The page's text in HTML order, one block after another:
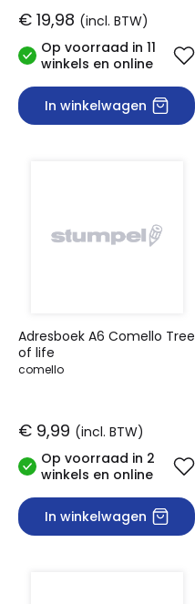
€ 19,98 (incl. BTW)
Op voorraad in 11
winkels en online
In winkelwagen
Adresboek A6 Comello Tree
of life
comello
€ 9,99 (incl. BTW)
Op voorraad in 2
winkels en online
In winkelwagen